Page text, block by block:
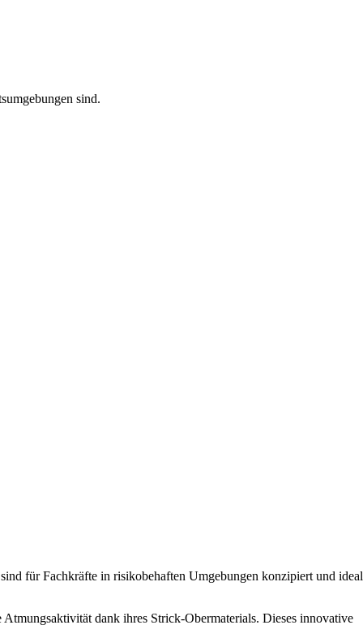
sind.
für Fachkräfte in risikobehaften Umgebungen konzipiert und ideal
dank ihres Strick-Obermaterials. Dieses innovative